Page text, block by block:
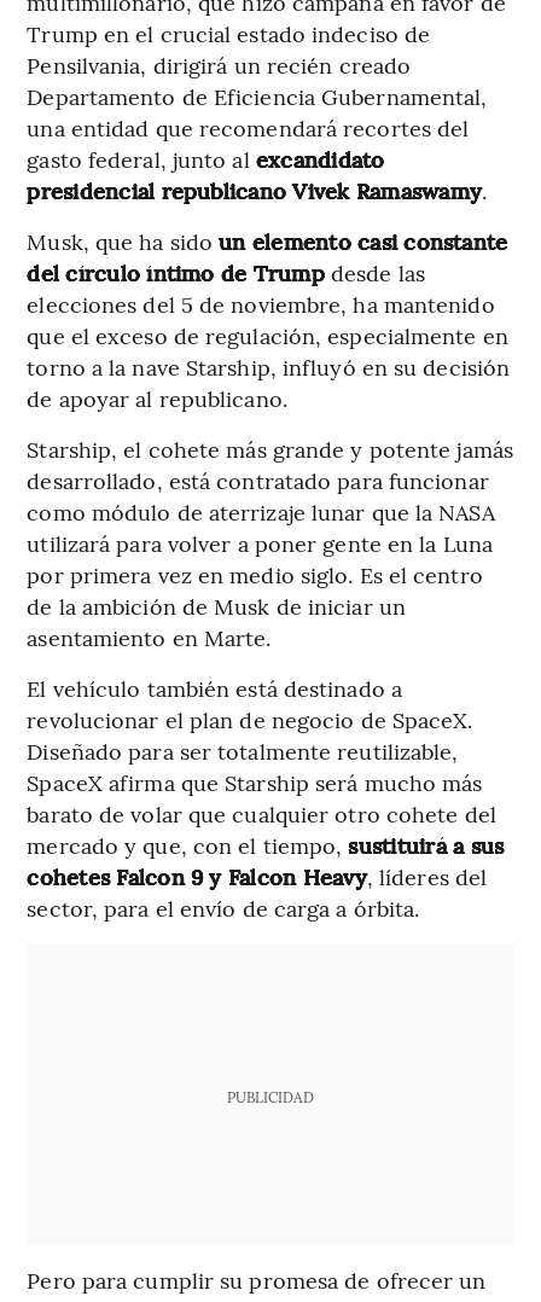
Trump en el crucial estado indeciso de
Pensilvania, dirigirá un recién creado
Departamento de Eficiencia Gubernamental,
una entidad que recomendará recortes del
gasto federal, junto alexcandidato
presidencial republicano Vivek Ramaswamy.
Musk, que ha sidoun elemento casi constante
del círculo íntimo de Trumpdesde las
elecciones del 5 de noviembre, ha mantenido
que el exceso de regulación, especialmente en
torno a la nave Starship, influyó en su decisión
de apoyar al republicano.
Starship, el cohete más grande y potente jamás
desarrollado, está contratado para funcionar
como módulo de aterrizaje lunar que la NASA
utilizará para volver a poner gente en la Luna
por primera vez en medio siglo. Es el centro
de la ambición de Musk de iniciar un
asentamiento en Marte.
El vehículo también está destinado a
revolucionar el plan de negocio de SpaceX.
Diseñado para ser totalmente reutilizable,
SpaceX afirma que Starship será mucho más
barato de volar que cualquier otro cohete del
mercado y que, con el tiempo,sustituirá a sus
cohetes Falcon 9 y Falcon Heavy, líderes del
sector, para el envío de carga a órbita.
PUBLICIDAD
Pero para cumplir su promesa de ofrecer un